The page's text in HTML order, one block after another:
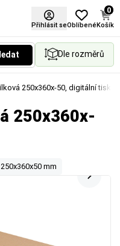
Přihlásit seOblíbené
0
Košík
Dle rozměrů
250x360x-50, digitální tisk
250x360x-
250x360x50 mm